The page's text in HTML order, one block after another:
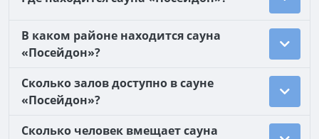
В каком районе находится сауна
«Посейдон»?
Сколько залов доступно в сауне
«Посейдон»?
Сколько человек вмещает сауна